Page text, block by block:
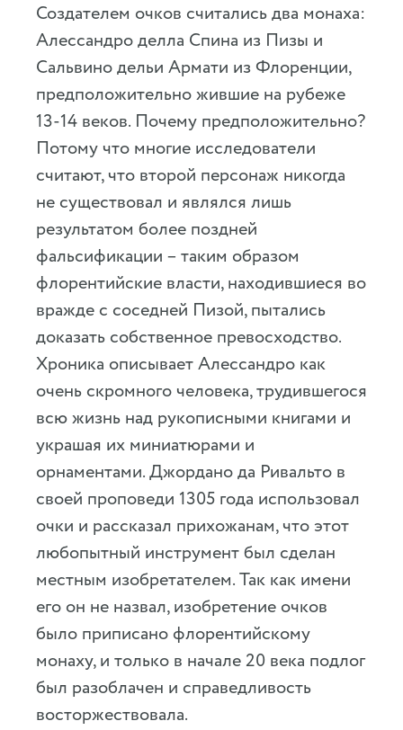
Создателем очков считались два монаха:
Алессандро делла Спина из Пизы и
Сальвино дельи Армати из Флоренции,
предположительно жившие на рубеже
13-14 веков. Почему предположительно?
Потому что многие исследователи
считают, что второй персонаж никогда
не существовал и являлся лишь
результатом более поздней
фальсификации – таким образом
флорентийские власти, находившиеся во
вражде с соседней Пизой, пытались
доказать собственное превосходство.
Хроника описывает Алессандро как
очень скромного человека, трудившегося
всю жизнь над рукописными книгами и
украшая их миниатюрами и
орнаментами. Джордано да Ривальто в
своей проповеди 1305 года использовал
очки и рассказал прихожанам, что этот
любопытный инструмент был сделан
местным изобретателем. Так как имени
его он не назвал, изобретение очков
было приписано флорентийскому
монаху, и только в начале 20 века подлог
был разоблачен и справедливость
восторжествовала.